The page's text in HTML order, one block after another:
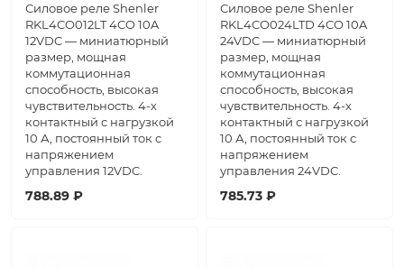
Силовое реле Shenler
RKL4CO012LT 4CO 10A
12VDC — миниатюрный
размер, мощная
коммутационная
способность, высокая
чувствительность. 4-х
контактный с нагрузкой
10 А, постоянный ток с
напряжением
управления 12VDC.
788.89 ₽
Силовое реле Shenler
RKL4CO024LTD 4CO 10A
24VDC — миниатюрный
размер, мощная
коммутационная
способность, высокая
чувствительность. 4-х
контактный с нагрузкой
10 А, постоянный ток с
напряжением
управления 24VDC.
785.73 ₽